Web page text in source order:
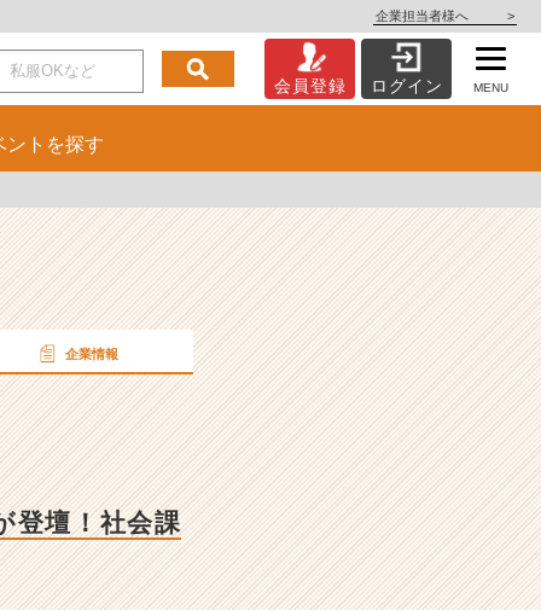
企業担当者様へ >
会員登録 ログイン MENU
ント を探す
企業情報
登壇！社会課